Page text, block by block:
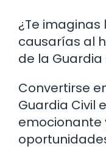
¿Te
causarías al
de la Guardia
Convertirse
Guardia Civil
emocionante